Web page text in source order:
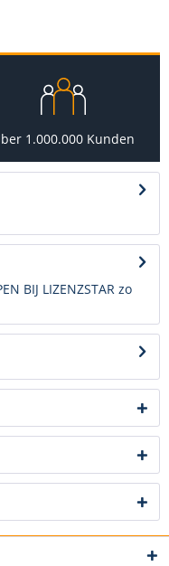
1.000.000 Kunden
BIJ LIZENZSTAR zo